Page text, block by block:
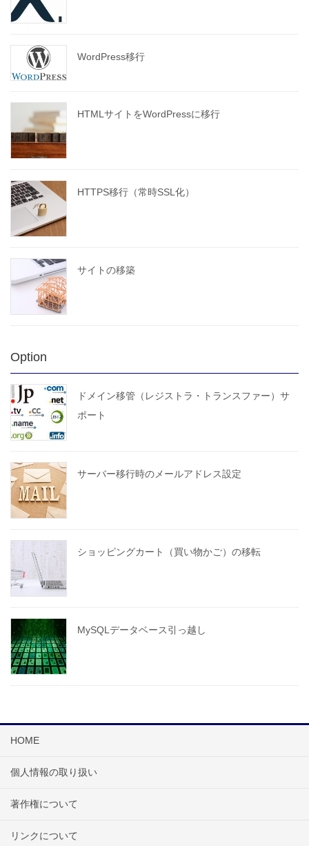
WordPress移行
HTMLサイトをWordPressに移行
HTTPS移行（常時SSL化）
サイトの移築
Option
ドメイン移管（レジストラ・トランスファー）サ
ポート
サーバー移行時のメールアドレス設定
ショッピングカート（買い物かご）の移転
MySQLデータベース引っ越し
HOME
個人情報の取り扱い
著作権について
リンクについて